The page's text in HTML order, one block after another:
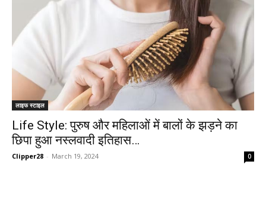
लाइफ स्टाइल
Life Style: पुरुष और महिलाओं में बालों के झड़ने का
छिपा हुआ नस्लवादी इतिहास…
Clipper28 - March 19, 2024 0